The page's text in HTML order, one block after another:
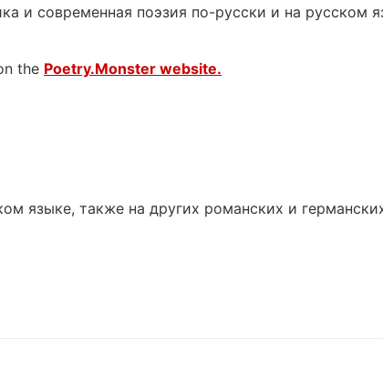
и современная поэзия по-русски и на русском
the Poetry.Monster website.
языке, также на других романских и